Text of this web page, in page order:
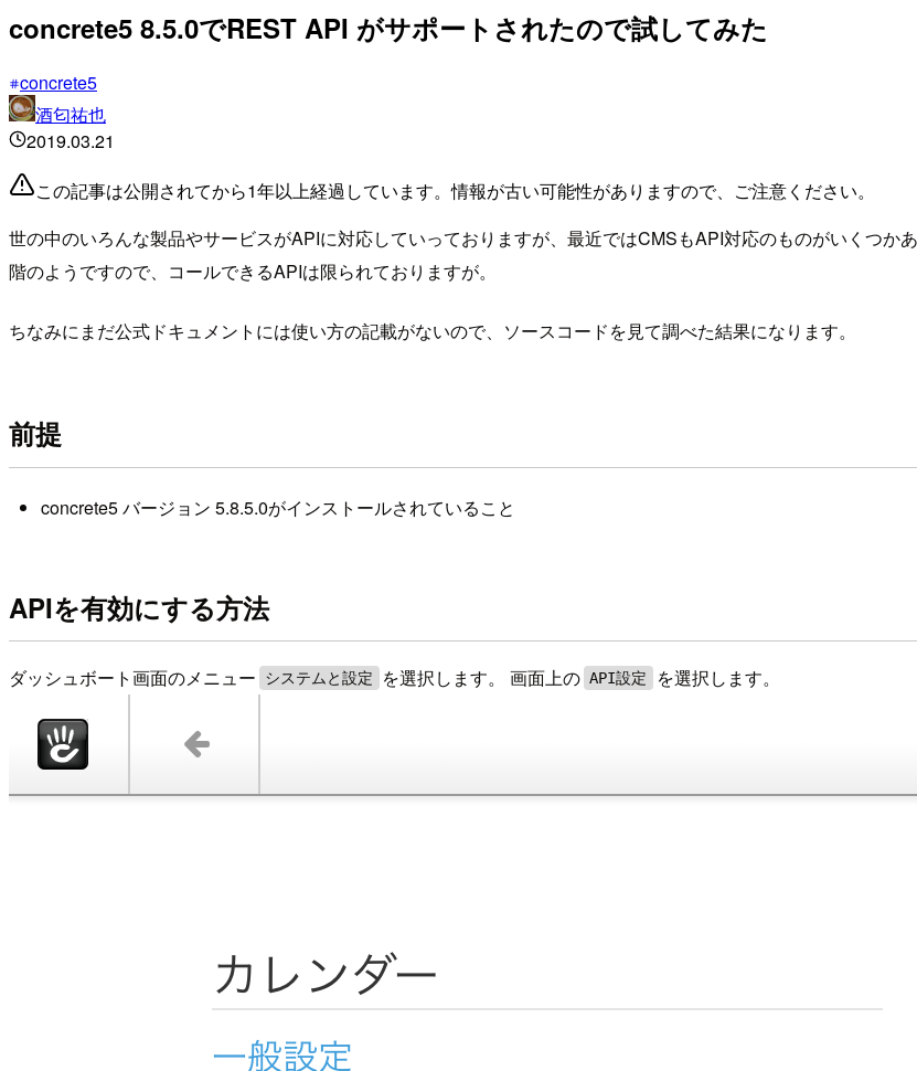
concrete5 8.5.0でREST API がサポートされたので試してみた
concrete5
酒匂祐也
2019.03.21
この記事は公開されてから1年以上経過しています。情報が古い可能性がありますので、ご注意ください。
世の中のいろんな製品やサービスがAPIに対応していっておりますが、最近ではCMSもAPI対応のものがいくつ
階のようですので、コールできるAPIは限られておりますが。
ちなみにまだ公式ドキュメントには使い方の記載がないので、ソースコードを見て調べた結果になります。
前提
concrete5 バージョン 5.8.5.0がインストールされていること
APIを有効にする方法
ダッシュボート画面のメニュー システムと設定 を選択します。 画面上の API設定 を選択します。